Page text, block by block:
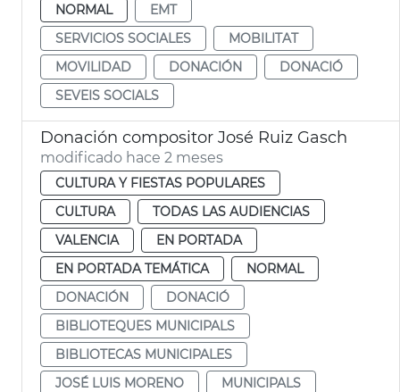
NORMAL
EMT
SERVICIOS SOCIALES
MOBILITAT
MOVILIDAD
DONACIÓN
DONACIÓ
SEVEIS SOCIALS
Donación compositor José Ruiz Gasch
modificado hace 2 meses
CULTURA Y FIESTAS POPULARES
CULTURA
TODAS LAS AUDIENCIAS
VALENCIA
EN PORTADA
EN PORTADA TEMÁTICA
NORMAL
DONACIÓN
DONACIÓ
BIBLIOTEQUES MUNICIPALS
BIBLIOTECAS MUNICIPALES
JOSÉ LUIS MORENO
MUNICIPALS